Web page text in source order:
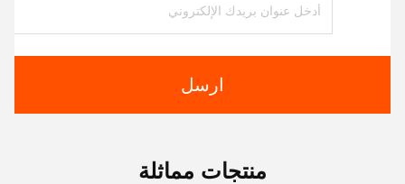
ارسل
منتجات مماثلة